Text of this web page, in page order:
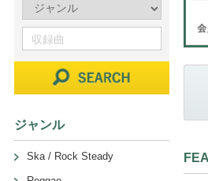
ジャンル
Ska / Rock Steady